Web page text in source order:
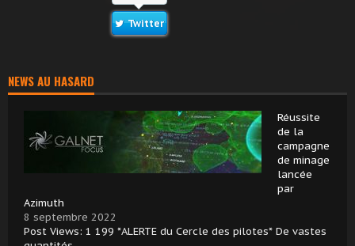
Twitter
NEWS AU HASARD
Réussite
de la
campagne
de minage
lancée
par
Azimuth
8 septembre 2022
Post Views: 1 199 *ALERTE du Cercle des pilotes* De vastes